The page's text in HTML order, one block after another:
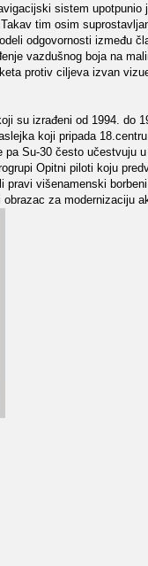
sistem upotpunio
tim osim
odgovornosti između
vazdušnog boja na
protiv ciljeva izvan
su izrađeni od 1994. do
koji pripada
Su-30 često učestvuju
Opitni piloti koju
višenamenski
za modernizaciju